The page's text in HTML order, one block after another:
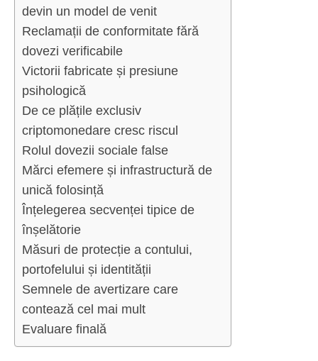
devin un model de venit
Reclamații de conformitate fără
dovezi verificabile
Victorii fabricate și presiune
psihologică
De ce plățile exclusiv
criptomonedare cresc riscul
Rolul dovezii sociale false
Mărci efemere și infrastructură de
unică folosință
Înțelegerea secvenței tipice de
înșelătorie
Măsuri de protecție a contului,
portofelului și identității
Semnele de avertizare care
contează cel mai mult
Evaluare finală